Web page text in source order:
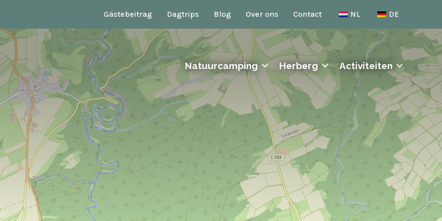
Gästebeitrag Dagtrips Blog Over ons Contact NL DE
Natuurcamping Herberg Activiteiten